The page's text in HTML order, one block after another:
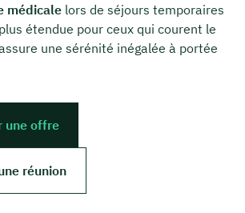
médicale lors de séjours temporaires
plus étendue pour ceux qui courent le
une sérénité inégalée à portée
une offre
réunion